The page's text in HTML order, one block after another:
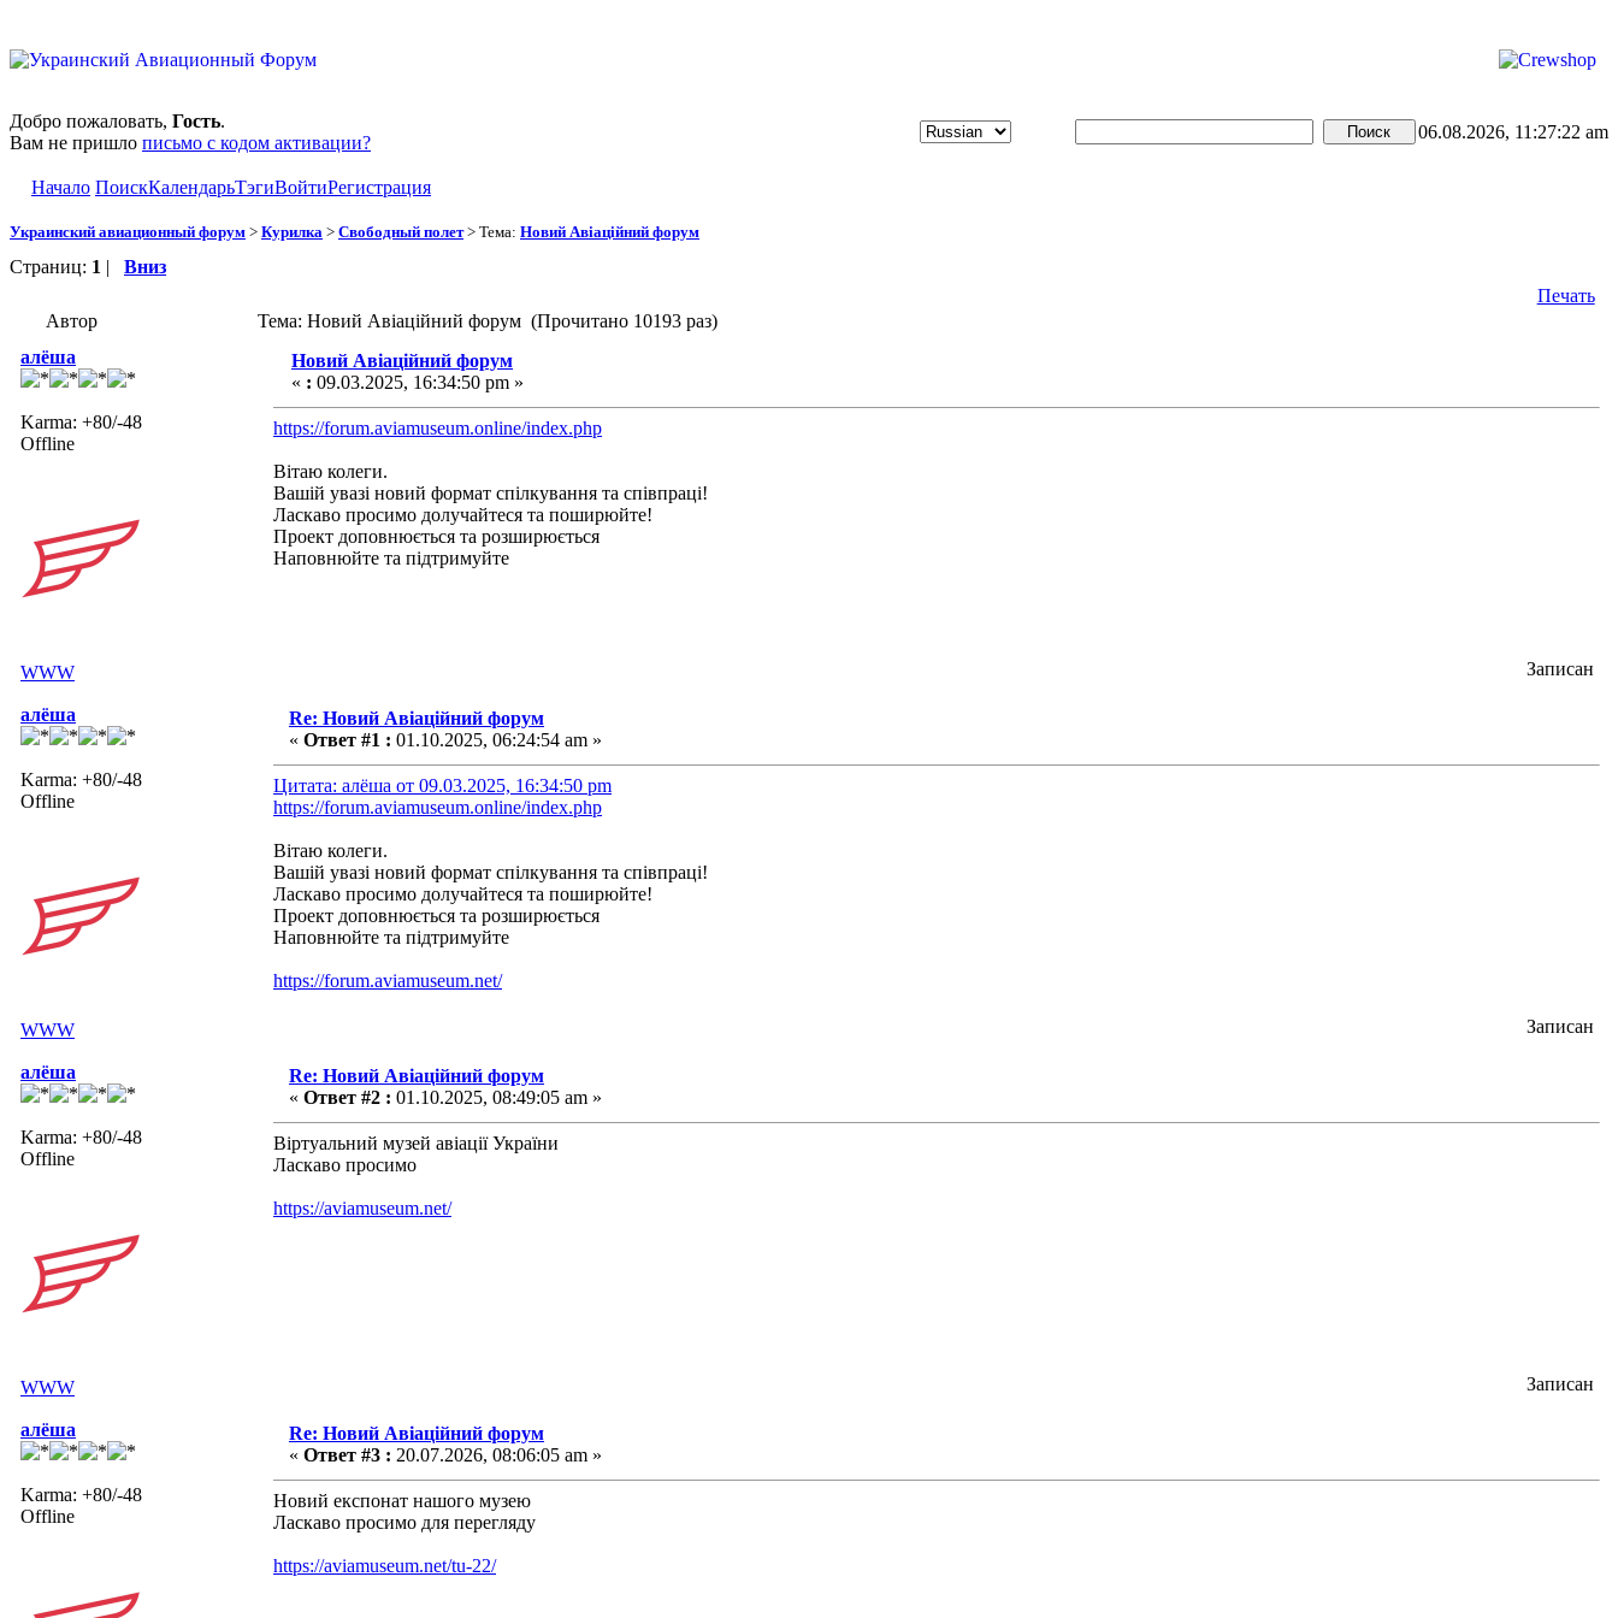
Добро пожаловать, Гость.
Вам не пришло письмо с кодом активации?
06.08.2026, 11:27:22 am
Начало ПоискКалендарьТэгиВойтиРегистрация
Украинский авиационный форум > Курилка > Свободный полет> Тема: Новий Авіаційний форум
Страниц: 1 | Вниз
Печать
Автор
Тема: Новий Авіаційний форум (Прочитано 10193 раз)
алёша
Karma: +80/-48
Offline
WWW
Новий Авіаційний форум
« : 09.03.2025, 16:34:50 pm »
https://forum.aviamuseum.online/index.php
Вітаю колеги.
Вашій увазі новий формат спілкування та співпраці!
Ласкаво просимо долучайтеся та поширюйте!
Проект доповнюється та розширюється
Наповнюйте та підтримуйте
Записан
алёша
Karma: +80/-48
Offline
WWW
Re: Новий Авіаційний форум
« Ответ #1 : 01.10.2025, 06:24:54 am »
Цитата: алёша от 09.03.2025, 16:34:50 pm
https://forum.aviamuseum.online/index.php
Вітаю колеги.
Вашій увазі новий формат спілкування та співпраці!
Ласкаво просимо долучайтеся та поширюйте!
Проект доповнюється та розширюється
Наповнюйте та підтримуйте
https://forum.aviamuseum.net/
Записан
алёша
Karma: +80/-48
Offline
WWW
Re: Новий Авіаційний форум
« Ответ #2 : 01.10.2025, 08:49:05 am »
Віртуальний музей авіації України
Ласкаво просимо
https://aviamuseum.net/
Записан
алёша
Karma: +80/-48
Offline
Re: Новий Авіаційний форум
« Ответ #3 : 20.07.2026, 08:06:05 am »
Новий експонат нашого музею
Ласкаво просимо для перегляду
https://aviamuseum.net/tu-22/